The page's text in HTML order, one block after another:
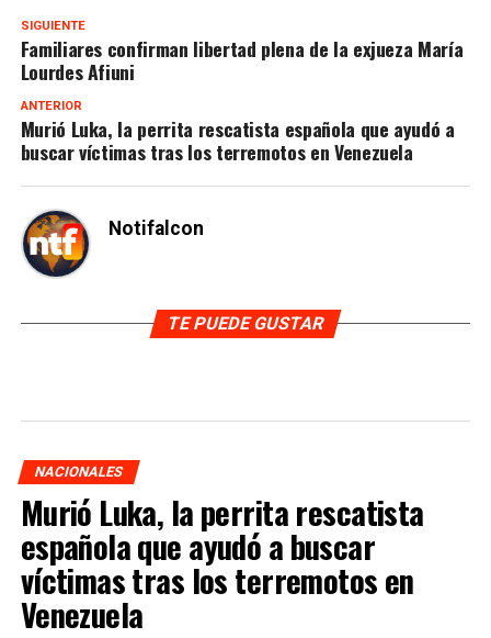
SIGUIENTE
Familiares confirman libertad plena de la exjueza María
Lourdes Afiuni
ANTERIOR
Murió Luka, la perrita rescatista española que ayudó a
buscar víctimas tras los terremotos en Venezuela
Notifalcon
TE PUEDE GUSTAR
NACIONALES
Murió Luka, la perrita rescatista
española que ayudó a buscar
víctimas tras los terremotos en
Venezuela